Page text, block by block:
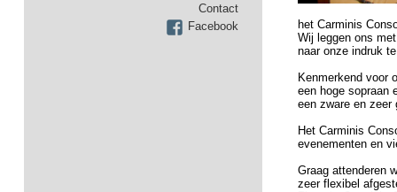
Contact
Facebook
het Carminis
Wij leggen ons
naar onze indruk
Kenmerkend voor
een hoge sopraan
een zware en zeer
Het Carminis
evenementen en
Graag attenderen
zeer flexibel